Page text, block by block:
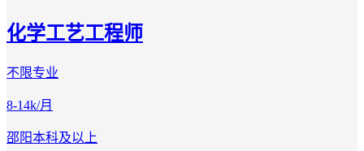
化学工艺工程师
不限专业
8-14k/月
邵阳本科及以上